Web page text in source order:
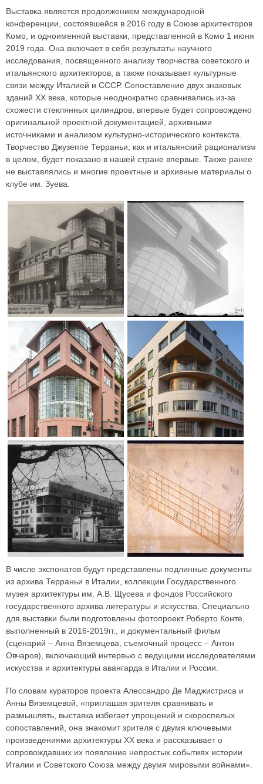
Выставка является продолжением международной
конференции, состоявшейся в 2016 году в Союзе архитекторов
Комо, и одноименной выставки, представленной в Комо 1 июня
2019 года. Она включает в себя результаты научного
исследования, посвященного анализу творчества советского и
итальянского архитекторов, а также показывает культурные
связи между Италией и СССР. Сопоставление двух знаковых
зданий XX века, которые неоднократно сравнивались из-за
схожести стеклянных цилиндров, впервые будет сопровождено
оригинальной проектной документацией, архивными
источниками и анализом культурно-исторического контекста.
Творчество Джузеппе Терраньи, как и итальянский рационализм
в целом, будет показано в нашей стране впервые. Также ранее
не выставлялись и многие проектные и архивные материалы о
клубе им. Зуева.
В числе экспонатов будут представлены подлинные документы
из архива Терраньи в Италии, коллекции Государственного
музея архитектуры им. А.В. Щусева и фондов Российского
государственного архива литературы и искусства. Специально
для выставки были подготовлены фотопроект Роберто Конте,
выполненный в 2016-2019гг., и документальный фильм
(сценарий – Анна Вяземцева, съемочный процесс – Антон
Овчаров), включающий интервью с ведущими исследователями
искусства и архитектуры авангарда в Италии и России.
По словам кураторов проекта Алессандро Де Маджистриса и
Анны Вяземцевой, «приглашая зрителя сравнивать и
размышлять, выставка избегает упрощений и скороспелых
сопоставлений, она знакомит зрителя с двумя ключевыми
произведениями архитектуры ХХ века и рассказывает о
сопровождавших их появление непростых событиях истории
Италии и Советского Союза между двумя мировыми войнами».